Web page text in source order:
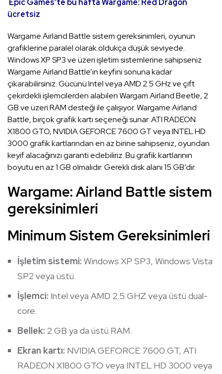
Epic Games’te bu hafta Wargame: Red Dragon
ücretsiz
Wargame Airland Battle sistem gereksinimleri, oyunun
grafiklerine paralel olarak oldukça düşük seviyede.
Windows XP SP3 ve üzeri işletim sistemlerine sahipseniz
Wargame Airland Battle’ın keyfini sonuna kadar
çıkarabilirsiniz. Gücünü Intel veya AMD 2.5 GHz ve çift
çekirdekli işlemcilerden alabilen Wargam Airland Beetle, 2
GB ve üzeri RAM desteği ile çalışıyor. Wargame Airland
Battle, birçok grafik kartı seçeneği sunar. ATI RADEON
X1800 GTO, NVIDIA GEFORCE 7600 GT veya INTEL HD
3000 grafik kartlarından en az birine sahipseniz, oyundan
keyif alacağınızı garanti edebiliriz. Bu grafik kartlarının
boyutu en az 1 GB olmalıdır. Gerekli disk alanı 15 GB’dir.
Wargame: Airland Battle sistem
gereksinimleri
Minimum Sistem Gereksinimleri
İşletim sistemi: Windows XP SP3, Windows Vista
SP2 veya üstü.
İşlemci: Intel veya AMD 2.5 GHZ veya üstü dual-
core.
Bellek: 2 GB ya da üstü RAM.
Ekran kartı: NVIDIA GEFORCE 7600 GT, ATI
RADEON X1800 GTO veya INTEL HD 3000 veya